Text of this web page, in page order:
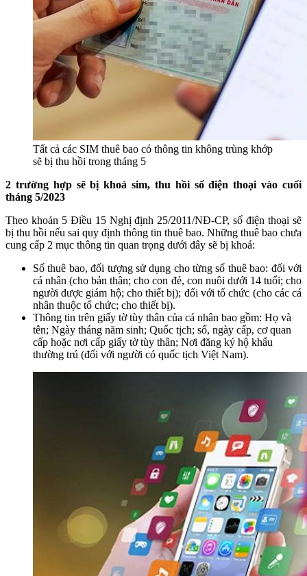
Tất cả các SIM thuê bao có thông tin không trùng khớp
sẽ bị thu hồi trong tháng 5
2 trường hợp sẽ bị khoá sim, thu hồi số điện thoại vào cuối
tháng 5/2023
Theo khoản 5 Điều 15 Nghị định 25/2011/NĐ-CP, số điện thoại sẽ
bị thu hồi nếu sai quy định thông tin thuê bao. Những thuê bao chưa
cung cấp 2 mục thông tin quan trọng dưới đây sẽ bị khoá:
Số thuê bao, đối tượng sử dụng cho từng số thuê bao: đối với
cá nhân (cho bản thân; cho con đẻ, con nuôi dưới 14 tuổi; cho
người được giám hộ; cho thiết bị); đối với tổ chức (cho các cá
nhân thuộc tổ chức; cho thiết bị).
Thông tin trên giấy tờ tùy thân của cá nhân bao gồm: Họ và
tên; Ngày tháng năm sinh; Quốc tịch; số, ngày cấp, cơ quan
cấp hoặc nơi cấp giấy tờ tùy thân; Nơi đăng ký hộ khẩu
thường trú (đối với người có quốc tịch Việt Nam).